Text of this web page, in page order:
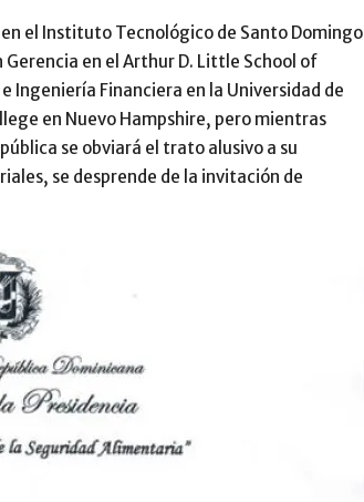
el Instituto Tecnológico de Santo Domingo
en el Arthur D. Little School of
Ingeniería Financiera en la Universidad de
en Nuevo Hampshire, pero mientras
se obviará el trato alusivo a su
se desprende de la invitación de